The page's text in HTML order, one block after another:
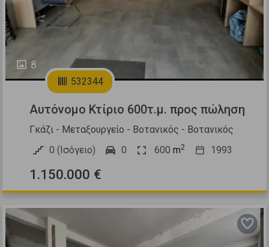
8
532344
Αυτόνομο Κτίριο 600τ.μ. προς πώληση
Γκάζι - Μεταξουργείο - Βοτανικός - Βοτανικός
0 (Ισόγειο)
0 600 m2 1993
1.150.000 €